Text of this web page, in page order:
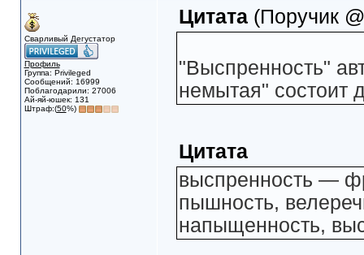
Сварливый Дегустатор
Профиль
Группа: Privileged
Сообщений: 16999
Поблагодарили: 27006
Ай-яй-юшек: 131
Штраф:(50%)
Цитата(Поручик
"Выспренность"
немытая" состоит
Цитата
выспренность —
пышность,
напыщенность,